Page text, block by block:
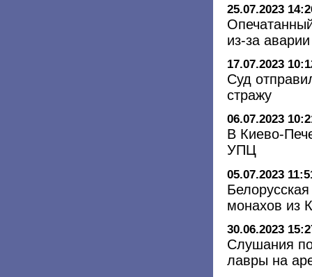
25.07.2023
из-за
17.07.2023
Суд
стражу
06.07.2023
В Киево-
УПЦ
05.07.2023
монахов из
30.06.2023
Слушания
лавры на